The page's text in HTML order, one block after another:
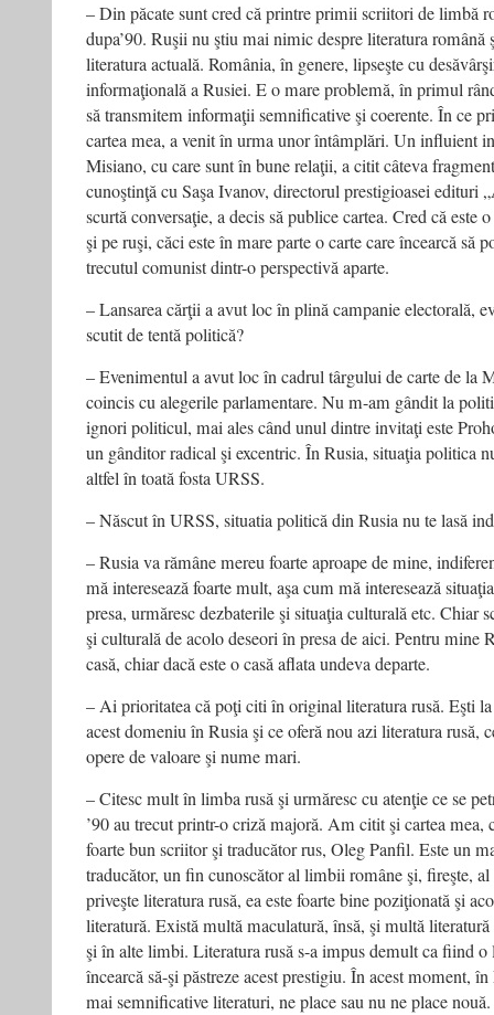
– Din păcate sunt cred că printre primii scriitori de limbă
dupa’90. Ruşii nu ştiu mai nimic despre literatura română
literatura actuală. România, în genere, lipseşte cu
informaţională a Rusiei. E o mare problemă, în primul
să transmitem informaţii semnificative şi coerente. În ce
cartea mea, a venit în urma unor întâmplări. Un influient
Misiano, cu care sunt în bune relaţii, a citit câteva
cunoştinţă cu Saşa Ivanov, directorul prestigioasei edituri
scurtă conversaţie, a decis să publice cartea. Cred că este
şi pe ruşi, căci este în mare parte o carte care încearcă să
trecutul comunist dintr-o perspectivă aparte.
– Lansarea cărţii a avut loc în plină campanie electorală,
scutit de tentă politică?
– Evenimentul a avut loc în cadrul târgului de carte de la
coincis cu alegerile parlamentare. Nu m-am gândit la
ignori politicul, mai ales când unul dintre invitaţi este
un gânditor radical şi excentric. În Rusia, situaţia politica
altfel în toată fosta URSS.
– Născut în URSS, situatia politică din Rusia nu te lasă
– Rusia va rămâne mereu foarte aproape de mine,
mă interesează foarte mult, aşa cum mă interesează
presa, urmăresc dezbaterile şi situaţia culturală etc. Chiar
şi culturală de acolo deseori în presa de aici. Pentru mine
casă, chiar dacă este o casă aflata undeva departe.
– Ai prioritatea că poţi citi în original literatura rusă. Eşti
acest domeniu în Rusia şi ce oferă nou azi literatura rusă,
opere de valoare şi nume mari.
– Citesc mult în limba rusă şi urmăresc cu atenţie ce se
’90 au trecut printr-o criză majoră. Am citit şi cartea mea,
foarte bun scriitor şi traducător rus, Oleg Panfil. Este un
traducător, un fin cunoscător al limbii române şi, fireşte,
priveşte literatura rusă, ea este foarte bine poziţionată şi
literatură. Există multă maculatură, însă, şi multă literatură
şi în alte limbi. Literatura rusă s-a impus demult ca fiind o
încearcă să-şi păstreze acest prestigiu. În acest moment,
mai semnificative literaturi, ne place sau nu ne place nouă.